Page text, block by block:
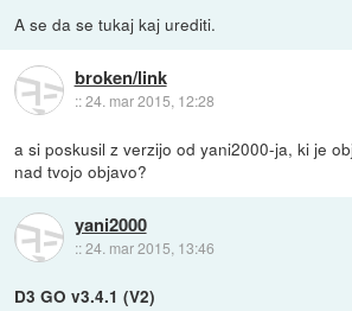
A se da se tukaj kaj urediti.
broken/link
::24. mar 2015, 12:28
a si poskusil z verzijo od yani2000-ja, ki je
nad tvojo objavo?
yani2000
::24. mar 2015, 13:46
D3 GO v3.4.1 (V2)